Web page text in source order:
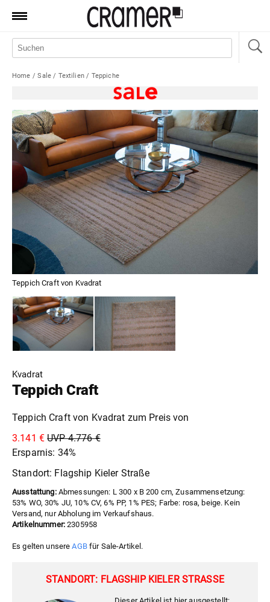
Produkte
Aktionen
News
Sale
Standorte
Service
Shop
Home /Sale / Textilien / Teppiche
Teppich Craft von Kvadrat
Kvadrat
Teppich Craft
Teppich Craft von Kvadrat zum Preis von
3.141 € UVP 4.776 €
Ersparnis: 34%
Standort: Flagship Kieler Straße
Ausstattung:Abmessungen: L 300 x B 200 cm, Zusammensetzung:
53% WO, 30% JU, 10% CV, 6% PP, 1% PES; Farbe: rosa, beige. Kein
Versand, nur Abholung im Verkaufshaus.
Artikelnummer: 2305958
Es gelten unsereAGBfür Sale-Artikel.
STANDORT: FLAGSHIP KIELER STRASSE